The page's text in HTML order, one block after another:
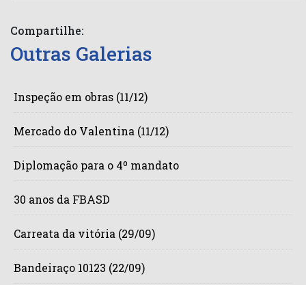
Compartilhe:
Outras Galerias
Inspeção em obras (11/12)
Mercado do Valentina (11/12)
Diplomação para o 4º mandato
30 anos da FBASD
Carreata da vitória (29/09)
Bandeiraço 10123 (22/09)